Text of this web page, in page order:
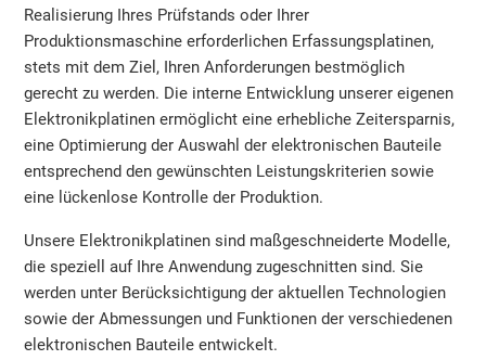
Realisierung Ihres Prüfstands oder Ihrer
Produktionsmaschine erforderlichen Erfassungsplatinen,
stets mit dem Ziel, Ihren Anforderungen bestmöglich
gerecht zu werden. Die interne Entwicklung unserer eigenen
Elektronikplatinen ermöglicht eine erhebliche Zeitersparnis,
eine Optimierung der Auswahl der elektronischen Bauteile
entsprechend den gewünschten Leistungskriterien sowie
eine lückenlose Kontrolle der Produktion.
Unsere Elektronikplatinen sind maßgeschneiderte Modelle,
die speziell auf Ihre Anwendung zugeschnitten sind. Sie
werden unter Berücksichtigung der aktuellen Technologien
sowie der Abmessungen und Funktionen der verschiedenen
elektronischen Bauteile entwickelt.